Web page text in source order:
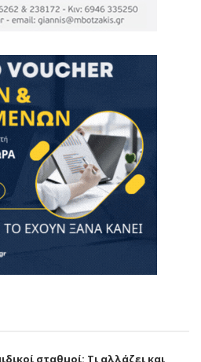
σταθμοί: Τι αλλάζει και